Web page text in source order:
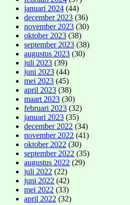
januari 2024 (44)
december 2023 (36)
november 2023 (30)
oktober 2023 (38)
september 2023 (38)
augustus 2023 (30)
juli 2023 (39)
juni 2023 (44)
mei 2023 (45)
april 2023 (38)
maart 2023 (30)
februari 2023 (32)
januari 2023 (35)
december 2022 (34)
november 2022 (41)
oktober 2022 (30)
september 2022 (35)
augustus 2022 (29)
juli 2022 (22)
juni 2022 (42)
mei 2022 (33)
april 2022 (32)